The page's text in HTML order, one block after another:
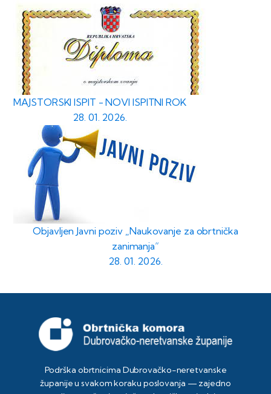
MAJSTORSKI ISPIT - NOVI ISPITNI ROK
28. 01. 2026.
Objavljen Javni poziv „Naukovanje za obrtnička
zanimanja“
28. 01. 2026.
Podrška obrtnicima Dubrovačko-neretvanske
županije u svakom koraku poslovanja — zajedno